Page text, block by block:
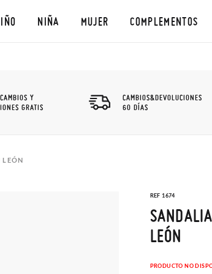
NIÑA MUJER COMPLEMENTOS
Y
GRATIS
CAMBIOS&DEVOLUCIONES
60 DÍAS
LEÓN
REF 1674
LEÓN
PRODUCTO NO